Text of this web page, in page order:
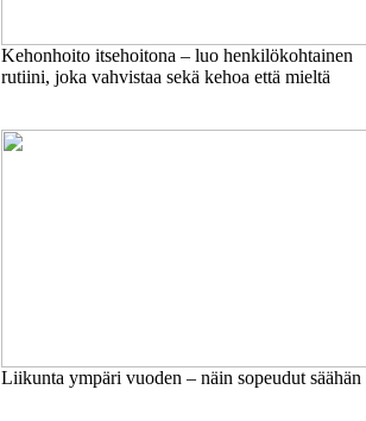
Kehonhoito itsehoitona – luo henkilökohtainen
rutiini, joka vahvistaa sekä kehoa että mieltä
Liikunta ympäri vuoden – näin sopeudut säähän